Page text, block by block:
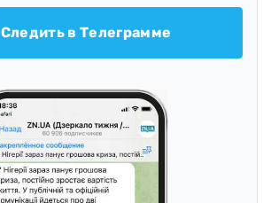
Следить в Телеграмме